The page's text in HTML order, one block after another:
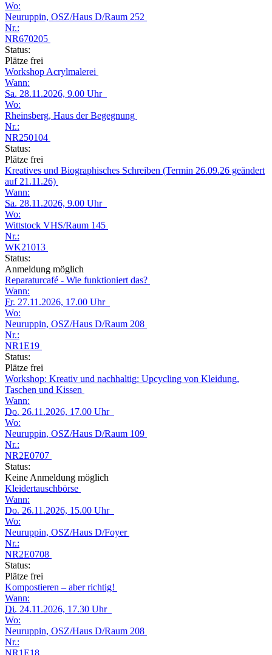
Wo:
Neuruppin, OSZ/Haus D/Raum 252
Nr.:
NR670205
Status:
Plätze frei
Workshop Acrylmalerei
Wann:
Sa. 28.11.2026, 9.00 Uhr
Wo:
Rheinsberg, Haus der Begegnung
Nr.:
NR250104
Status:
Plätze frei
Kreatives und Biographisches Schreiben (Termin 26.09.26 geändert
auf 21.11.26)
Wann:
Sa. 28.11.2026, 9.00 Uhr
Wo:
Wittstock VHS/Raum 145
Nr.:
WK21013
Status:
Anmeldung möglich
Reparaturcafé - Wie funktioniert das?
Wann:
Fr. 27.11.2026, 17.00 Uhr
Wo:
Neuruppin, OSZ/Haus D/Raum 208
Nr.:
NR1E19
Status:
Plätze frei
Workshop: Kreativ und nachhaltig: Upcycling von Kleidung,
Taschen und Kissen
Wann:
Do. 26.11.2026, 17.00 Uhr
Wo:
Neuruppin, OSZ/Haus D/Raum 109
Nr.:
NR2E0707
Status:
Keine Anmeldung möglich
Kleidertauschbörse
Wann:
Do. 26.11.2026, 15.00 Uhr
Wo:
Neuruppin, OSZ/Haus D/Foyer
Nr.:
NR2E0708
Status:
Plätze frei
Kompostieren – aber richtig!
Wann:
Di. 24.11.2026, 17.30 Uhr
Wo:
Neuruppin, OSZ/Haus D/Raum 208
Nr.: